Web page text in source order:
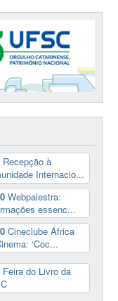
Recepção à
Internacio...
Webpalestra:
essenc...
Cineclube África
‘Coc...
Feira do Livro da